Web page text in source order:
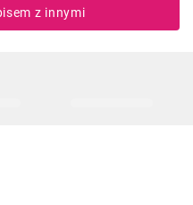
z innymi